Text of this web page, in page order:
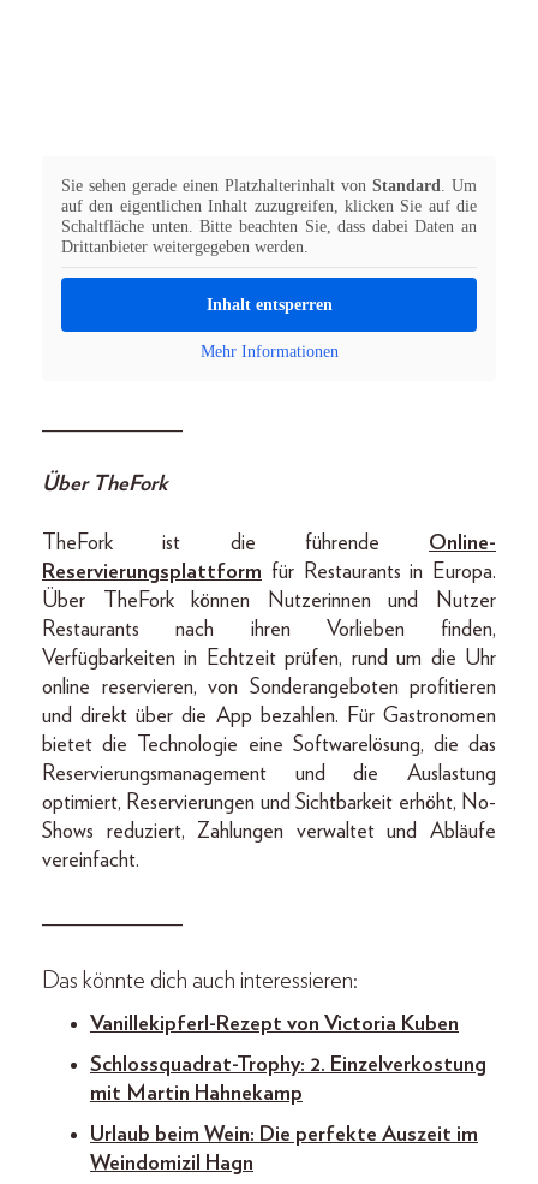
Sie sehen gerade einen Platzhalterinhalt von Standard
. Um
auf den eigentlichen Inhalt zuzugreifen, klicken Sie auf die
Schaltfläche unten. Bitte beachten Sie, dass dabei Daten an
Drittanbieter weitergegeben werden.
Inhalt entsperren
Mehr Informationen
_____________
Über TheFork
TheFork ist die führende Online-
Reservierungsplattform für Restaurants in Europa.
Über TheFork können Nutzerinnen und Nutzer
Restaurants nach ihren Vorlieben finden,
Verfügbarkeiten in Echtzeit prüfen, rund um die Uhr
online reservieren, von Sonderangeboten profitieren
und direkt über die App bezahlen. Für Gastronomen
bietet die Technologie eine Softwarelösung, die das
Reservierungsmanagement und die Auslastung
optimiert, Reservierungen und Sichtbarkeit erhöht, No-
Shows reduziert, Zahlungen verwaltet und Abläufe
vereinfacht.
_____________
Das könnte dich auch interessieren:
Vanillekipferl-Rezept von Victoria Kuben
Schlossquadrat-Trophy: 2. Einzelverkostung
mit Martin Hahnekamp
Urlaub beim Wein: Die perfekte Auszeit im
Weindomizil Hagn